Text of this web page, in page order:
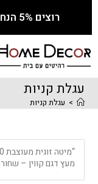
רוצים 5% הנחה לרכישה הראשונה? לחצו כאן!
עגלת קניות
> עגלת קניות
מעץ דגם קווין –